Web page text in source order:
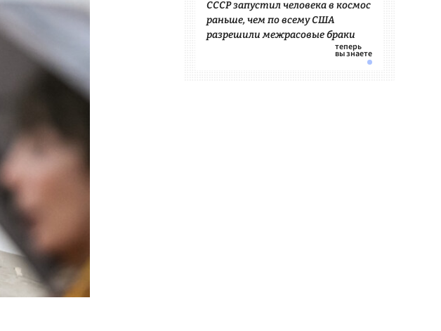
СССР запустил человека в космос
раньше, чем по всему США
разрешили межрасовые браки